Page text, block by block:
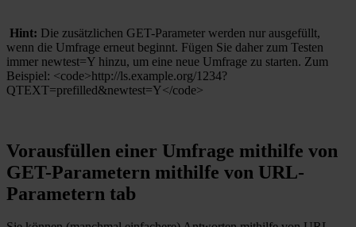
Hint: Die zusätzlichen GET-Parameter werden nur ausgefüllt,
wenn die Umfrage erneut beginnt. Fügen Sie daher zum Testen
immer newtest=Y hinzu, um eine neue Umfrage zu starten. Zum
Beispiel: <code>http://ls.example.org/1234?
QTEXT=prefilled&newtest=Y</code>
Vorausfüllen einer Umfrage mithilfe von
GET-Parametern mithilfe von URL-
Parametern tab